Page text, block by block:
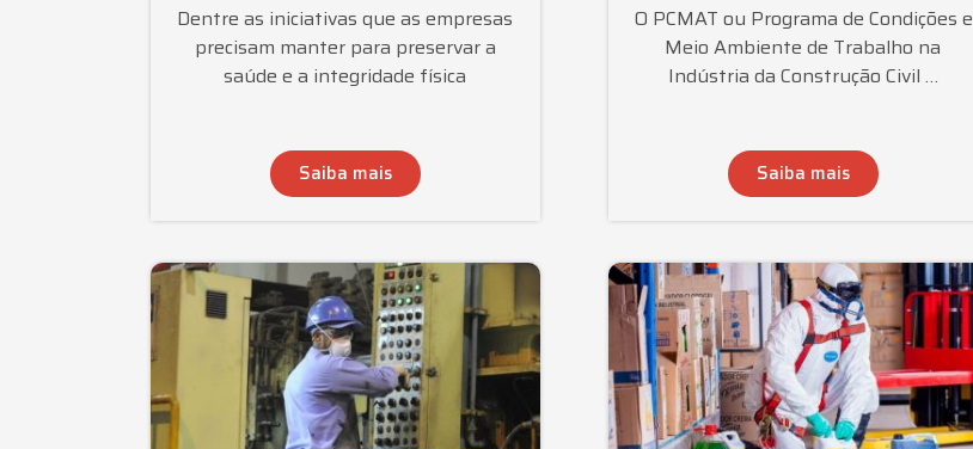
Dentre as iniciativas que as empresas
precisam manter para preservar a
saúde e a integridade física
Saiba mais
O PCMAT ou Programa de Condições e
Meio Ambiente de Trabalho na
Indústria da Construção Civil …
Saiba mais